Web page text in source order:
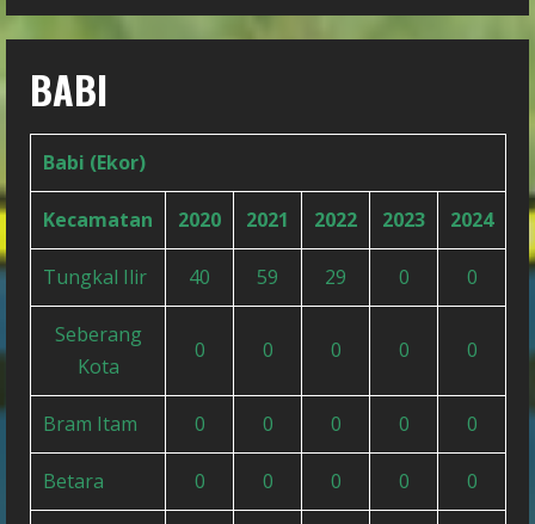
BABI
Babi (Ekor)
Kecamatan 2020 2021 2022 2023 2024
Tungkal Ilir 40 59 29 0 0
Seberang
Kota
0 0 0 0 0
Bram Itam 0 0 0 0 0
Betara 0 0 0 0 0